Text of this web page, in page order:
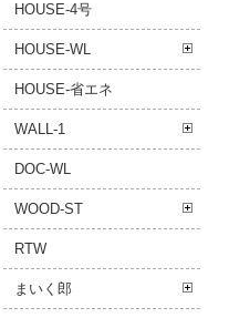
HOUSE-4号
HOUSE-WL
HOUSE-省エネ
WALL-1
DOC-WL
WOOD-ST
RTW
まいく郎